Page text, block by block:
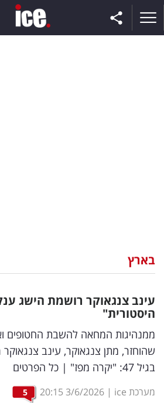
וצרכנות
דיגיטל
וטק
שיווק
ופרסום
בארץ
היסטורית"
ממנהיגות המחאה להשבת החטופים
שהוחזר, מתן צנגאוקר, עינב
בגיל 47: "יקרה מפז" | כל הפרטים
מערכת ice |
3/6/2026
20:15
5